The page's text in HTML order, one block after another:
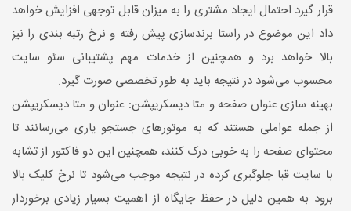
قرار گیرد احتمال ایجاد مشتری را به میزان قابل توجهی افزایش خواهد
داد این موضوع در راستا برندسازی پیش رفته و نرخ رتبه بندی را نیز
بالا خواهد برد و همچنین از خدمات مهم پشتیبانی سئو سایت
محسوب می‌شود در نتیجه باید به طور تخصصی صورت گیرد.
بهینه سازی عنوان صفحه و متا دیسکریپشن: عنوان و متا دیسکریپشن
از جمله عواملی هستند که به موتورهای جستجو یاری می‌رسانند تا
محتوای صفحه را به خوبی درک کنند، همچنین این دو فاکتور از تشابه
با سایت قبا جلوگیری کرده در نتیجه موجب می‌شود تا نرخ کلیک بالا
برود به همین دلیل در حفظ جایگاه از اهمیت بسیار زیادی برخوردار